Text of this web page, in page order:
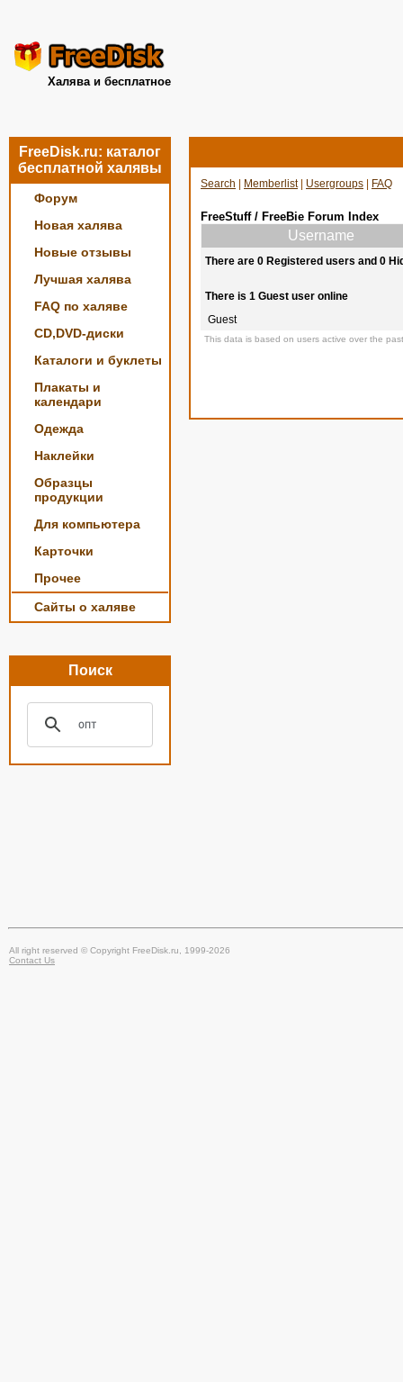
Халява и бесплатное
FreeDisk.ru: каталог
бесплатной халявы
Форум
Новая халява
Новые отзывы
Лучшая халява
FAQ по халяве
CD,DVD-диски
Каталоги и буклеты
Плакаты и
календари
Одежда
Наклейки
Образцы
продукции
Для компьютера
Карточки
Прочее
Сайты о халяве
Поиск
Search Memberlist| Usergroups FAQ
FreeStuff / FreeBie Forum Index
Username
There are 0 Registered users and 0
There is 1 Guest user online
Guest
This data is based on users active over the
All right reserved © Copyright FreeDisk.ru, 1999-2026
Contact Us